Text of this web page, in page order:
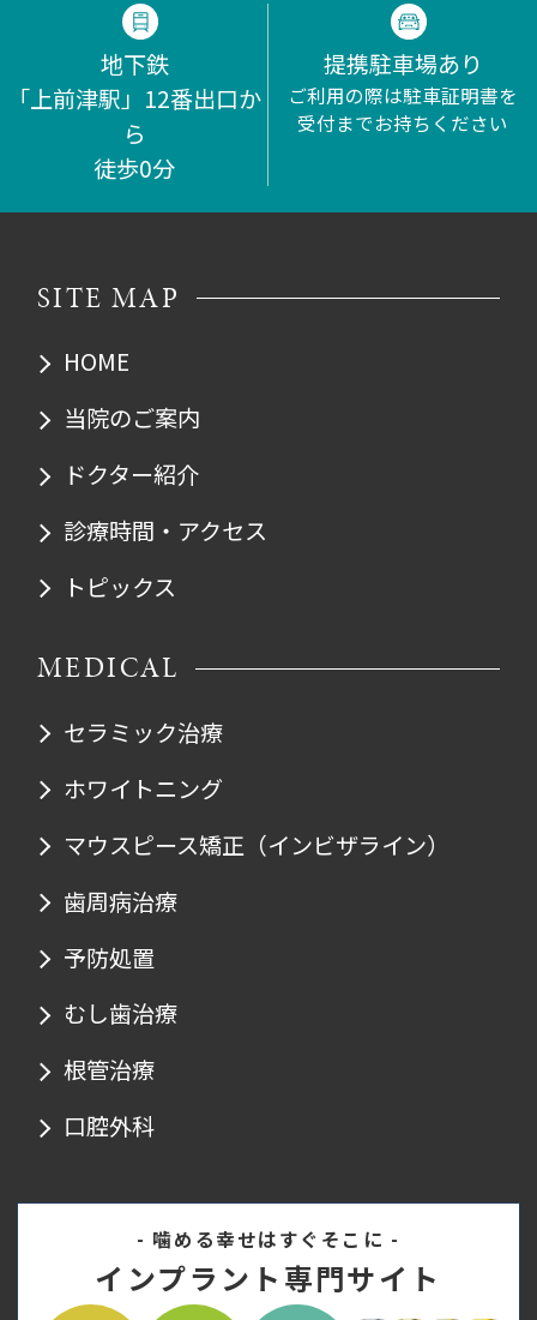
地下鉄
「上前津駅」12番出口か
ら
徒歩0分
提携駐車場あり
ご利用の際は駐車証明書を
受付までお持ちください
SITE MAP
HOME
当院のご案内
ドクター紹介
診療時間・アクセス
トピックス
MEDICAL
セラミック治療
ホワイトニング
マウスピース矯正 （インビザライン）
歯周病治療
予防処置
むし歯治療
根管治療
口腔外科
- 噛める幸せはすぐそこに -
インプラント専門サイト